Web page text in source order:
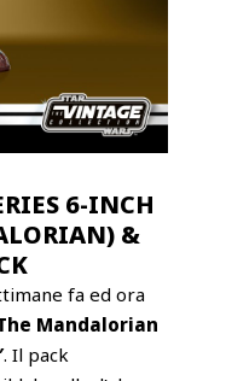
6-INCH
&
fa ed ora
Mandalorian
. Il pack